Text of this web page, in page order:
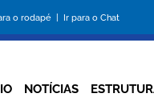
o rodapé | Ir para o Chat
NOTÍCIAS